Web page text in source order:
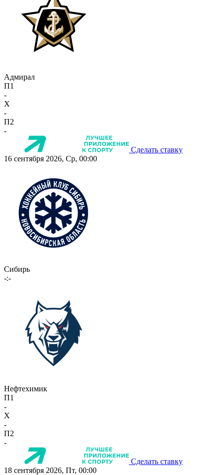
Адмирал
П1
-
X
-
П2
-
Сделать ставку
16 сентября 2026, Ср, 00:00
Сибирь
-:-
Нефтехимик
П1
-
X
-
П2
-
Сделать ставку
18 сентября 2026, Пт, 00:00